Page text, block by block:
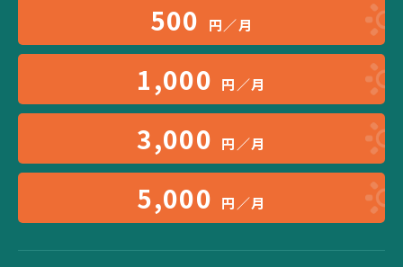
500 円／月
1,000 円／月
3,000 円／月
5,000 円／月